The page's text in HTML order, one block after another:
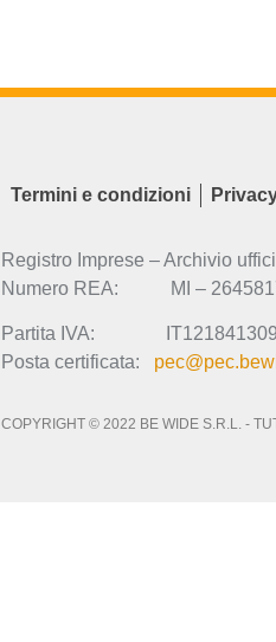
Termini e condizioni
Registro Imprese – Archivio
Numero REA: MI –
Partita IVA:
Posta certificata:
COPYRIGHT © 2022 BE WIDE S.R.L. -